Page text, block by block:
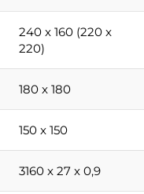
240 x 160 (220 x
220)
180 x 180
150 x 150
3160 x 27 x 0,9